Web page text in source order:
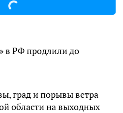
в РФ продлили до
град и порывы ветра
области на выходных